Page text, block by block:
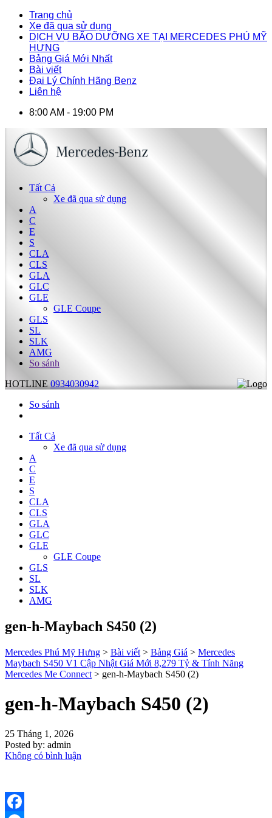
Trang chủ
Xe đã qua sử dụng
DỊCH VỤ BÃO DƯỠNG XE TẠI MERCEDES PHÚ MỸ
HƯNG
Bảng Giá Mới Nhất
Bài viết
Đại Lý Chính Hãng Benz
Liên hệ
8:00 AM - 19:00 PM
Tất Cả
Xe đã qua sử dụng
A
C
E
S
CLA
CLS
GLA
GLC
GLE
GLE Coupe
GLS
SL
SLK
AMG
So sánh
HOTLINE 0934030942
So sánh
Tất Cả
Xe đã qua sử dụng
A
C
E
S
CLA
CLS
GLA
GLC
GLE
GLE Coupe
GLS
SL
SLK
AMG
gen-h-Maybach S450 (2)
Mercedes Phú Mỹ Hưng > Bài viết > Bảng Giá > Mercedes
Maybach S450 V1 Cập Nhật Giá Mới 8,279 Tỷ & Tính Năng
Mercedes Me Connect > gen-h-Maybach S450 (2)
gen-h-Maybach S450 (2)
25 Tháng 1, 2026
Posted by: admin
Không có bình luận